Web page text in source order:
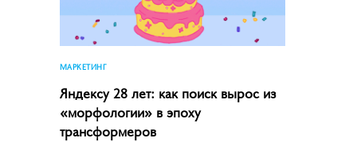
МАРКЕТИНГ
Яндексу 28 лет: как поиск вырос из
«морфологии» в эпоху
трансформеров